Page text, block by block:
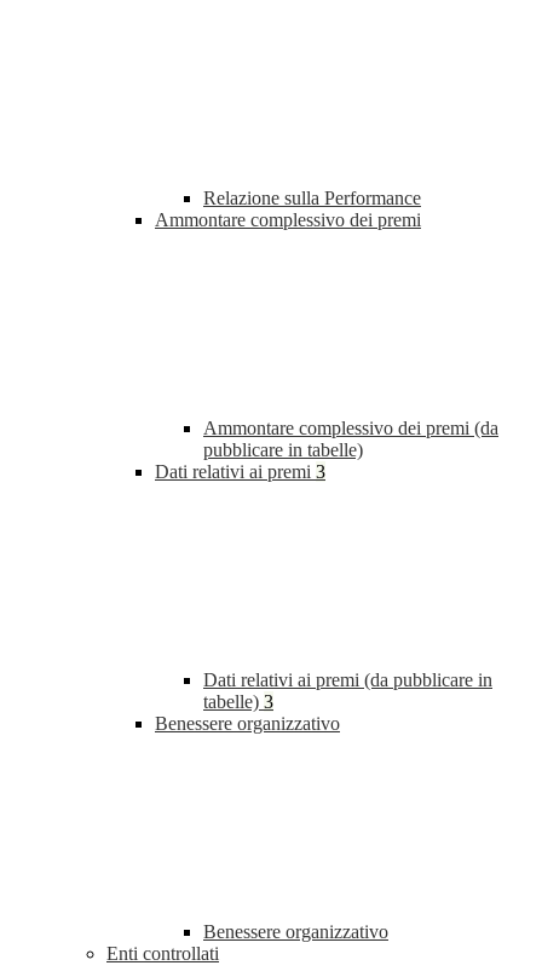
Relazione sulla Performance
Ammontare complessivo dei premi
Ammontare complessivo dei premi (da
pubblicare in tabelle)
Dati relativi ai premi 3
Dati relativi ai premi (da pubblicare in
tabelle) 3
Benessere organizzativo
Benessere organizzativo
Enti controllati